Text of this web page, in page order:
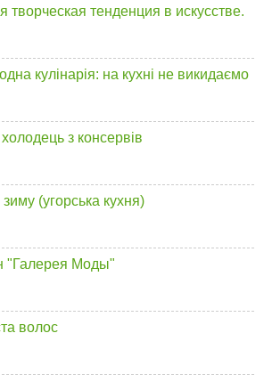
творческая тенденция в искусстве.
кулінарія: на кухні не викидаємо
з консервів
(угорська кухня)
"Галерея Моды"
волос